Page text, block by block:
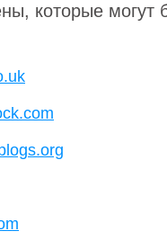
которые могут